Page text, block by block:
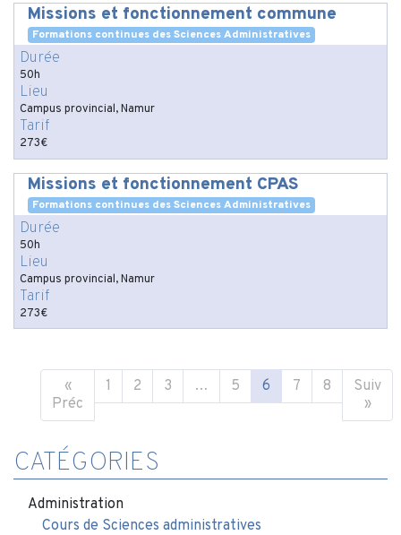
Missions et fonctionnement commune
Formations continues des Sciences Administratives
Durée
50h
Lieu
Campus provincial, Namur
Tarif
273€
Missions et fonctionnement CPAS
Formations continues des Sciences Administratives
Durée
50h
Lieu
Campus provincial, Namur
Tarif
273€
«
Préc
1 2 3 … 5 6 7 8
Suiv
»
CATÉGORIES
Administration
Cours de Sciences administratives